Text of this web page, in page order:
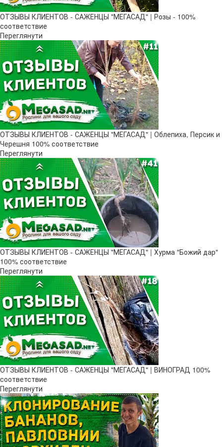
ОТЗЫВЫ КЛИЕНТОВ - САЖЕНЦЫ "МЕГАСАД" | Розы - 100%
соответствие
Переглянути
ОТЗЫВЫ КЛИЕНТОВ - САЖЕНЦЫ "МЕГАСАД" | Облепиха, Персик и
Черешня 100% соответствие
Переглянути
ОТЗЫВЫ КЛИЕНТОВ - САЖЕНЦЫ "МЕГАСАД" | Хурма "Божий дар" ​
100% соответствие
Переглянути
ОТЗЫВЫ КЛИЕНТОВ - САЖЕНЦЫ "МЕГАСАД" | ВИНОГРАД 100%
соответствие
Переглянути